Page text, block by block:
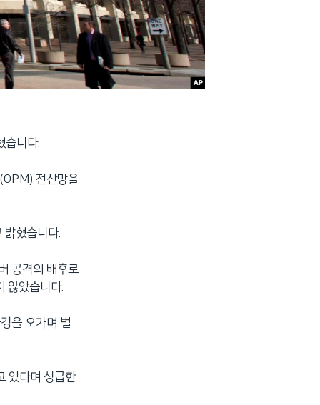
습니다.
전산망을
혔습니다.
공격의 배후로
않았습니다.
을 오가며 벌
있다며 성급한